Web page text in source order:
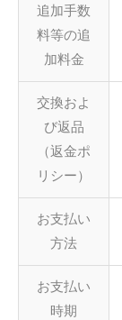
追加手数
料等の追
加料金
交換およ
び返品
（返金ポ
リシー）
お支払い
方法
お支払い
時期